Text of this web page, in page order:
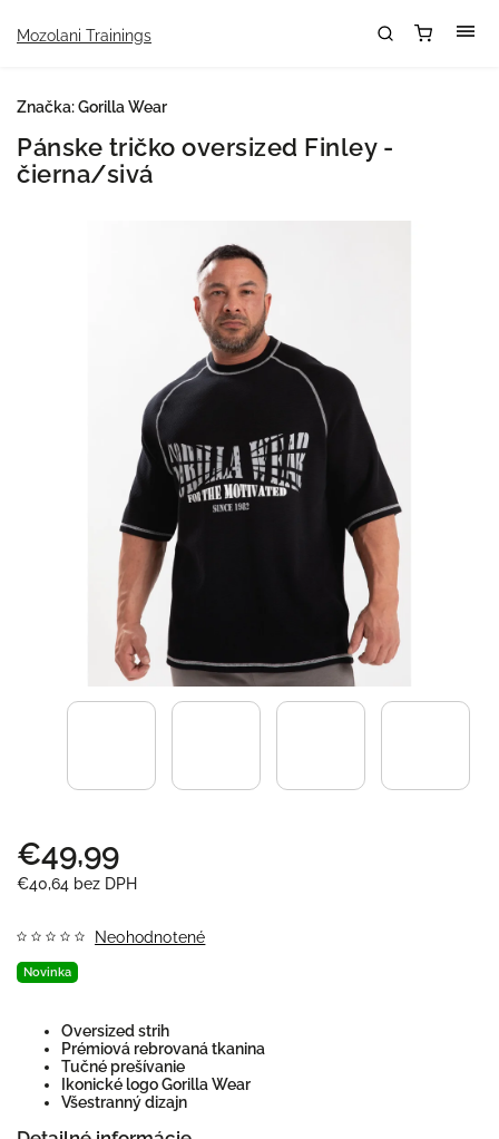
Mozolani Trainings
Pánske tričko oversized Finley -
čierna/sivá
€49,99
€40,64 bez DPH
Novinka
Neohodnotené
Oversized strih
Prémiová rebrovaná tkanina
Tučné prešívanie
Ikonické logo Gorilla Wear
Všestranný dizajn
Značka:Gorilla Wear